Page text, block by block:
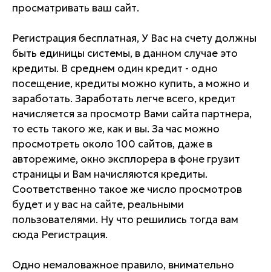
просматривать ваш сайт.
Регистрация бесплатная, У Вас на счету должны
быть единицы системы, в данном случае это
кредиты. В среднем один кредит - одно
посещение, кредиты можно купить, а можно и
заработать. Заработать легче всего, кредит
начисляется за просмотр Вами сайта партнера,
то есть такого же, как и вы. За час можно
просмотреть около 100 сайтов, даже в
авторежиме, окно эксплорера в фоне грузит
страницы и Вам начисляются кредиты.
Соответственно такое же число просмотров
будет и у вас на сайте, реальными
пользователями. Ну что решились тогда вам
сюда Регистрация.
Одно немаловажное правило, внимательно